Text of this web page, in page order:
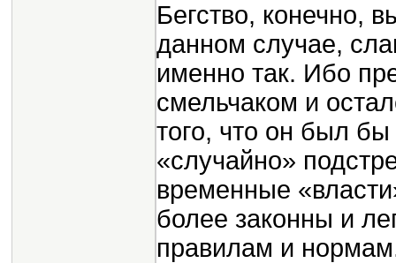
Бегство, конечно,
данном случае,
именно так. Ибо
смельчаком и
того, что он был
«случайно»
временные
более законны и
правилам и